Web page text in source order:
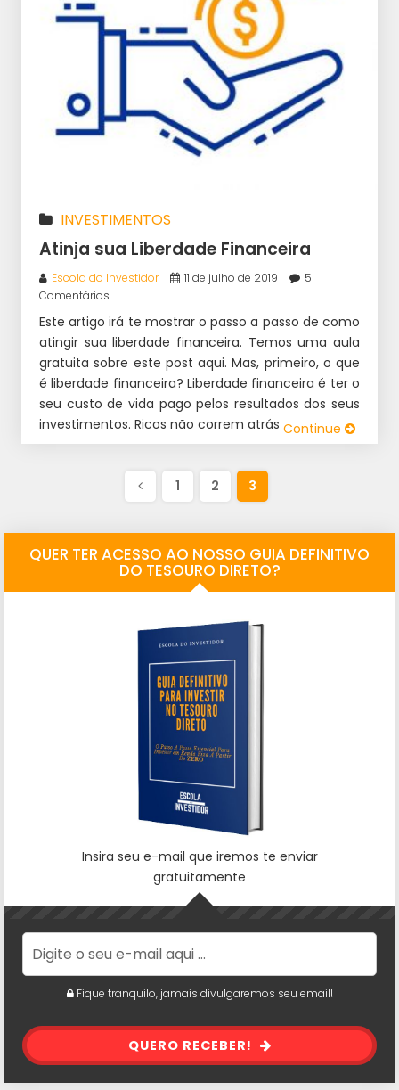
INVESTIMENTOS
Atinja sua Liberdade Financeira
Escola do Investidor 11 de julho de 2019
5
Comentários
Este artigo irá te mostrar o passo a passo de como
atingir sua liberdade financeira. Temos uma aula
gratuita sobre este post aqui. Mas, primeiro, o que
é liberdade financeira? Liberdade financeira é ter o
seu custo de vida pago pelos resultados dos seus
investimentos. Ricos não correm atrás de […]
Continue
1 2 3
QUER TER ACESSO AO NOSSO GUIA DEFINITIVO
DO TESOURO DIRETO?
Insira seu e-mail que iremos te enviar
gratuitamente
Fique tranquilo, jamais divulgaremos seu email!
QUERO RECEBER!